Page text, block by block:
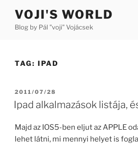
content
VOJI'S WORLD
Blog by Pál "voji" Vojácsek
TAG: IPAD
POSTED
ON
2011/07/28
Ipad alkalmazások listája,
Majd az IOS5-ben eljut az APPLE
lehet látni, mi mennyi helyet is